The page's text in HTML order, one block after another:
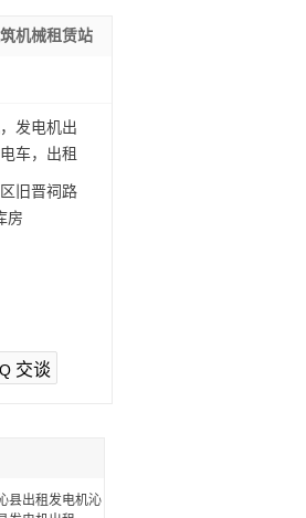
机械租赁站
发电机出
车，出租
旧晋祠路
房
交谈
县出租发电机沁